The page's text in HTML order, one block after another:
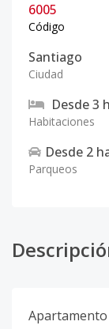
6005
Código
Santiago
Ciudad
Desde3
Habitaciones
Desde 2
Parqueos
Apartamento